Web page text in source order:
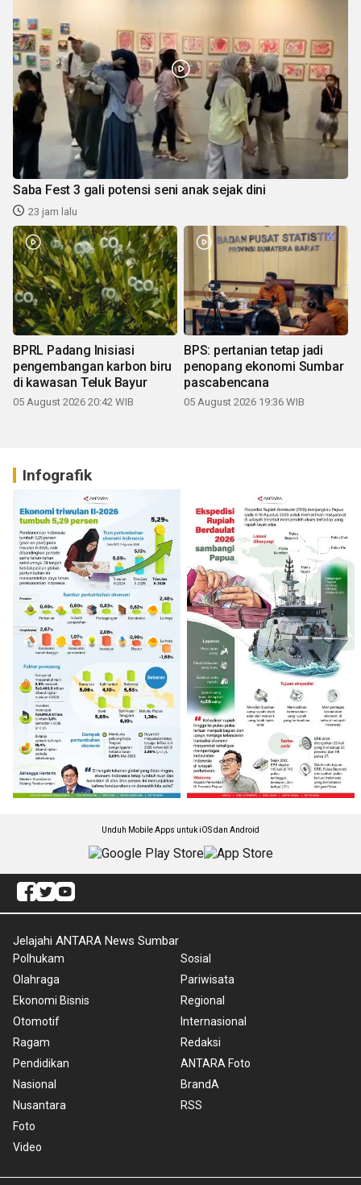
Saba Fest 3 gali potensi seni anak sejak dini
23 jam lalu
BPRL Padang Inisiasi
pengembangan karbon biru
di kawasan Teluk Bayur
05 August 2026 20:42 WIB
BPS: pertanian tetap jadi
penopang ekonomi Sumbar
pascabencana
05 August 2026 19:36 WIB
Infografik
Unduh Mobile Apps untuk iOS dan Android
Jelajahi ANTARA News Sumbar
Polhukam
Olahraga
Ekonomi Bisnis
Otomotif
Ragam
Pendidikan
Nasional
Nusantara
Foto
Video
Sosial
Pariwisata
Regional
Internasional
Redaksi
ANTARA Foto
BrandA
RSS